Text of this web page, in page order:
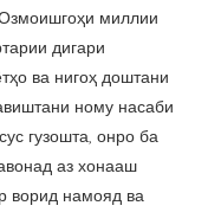
миллии
дигари
ва нигоҳ доштани
ному насаби
гузошта, онро ба
аз хонааш
ворид намояд ва